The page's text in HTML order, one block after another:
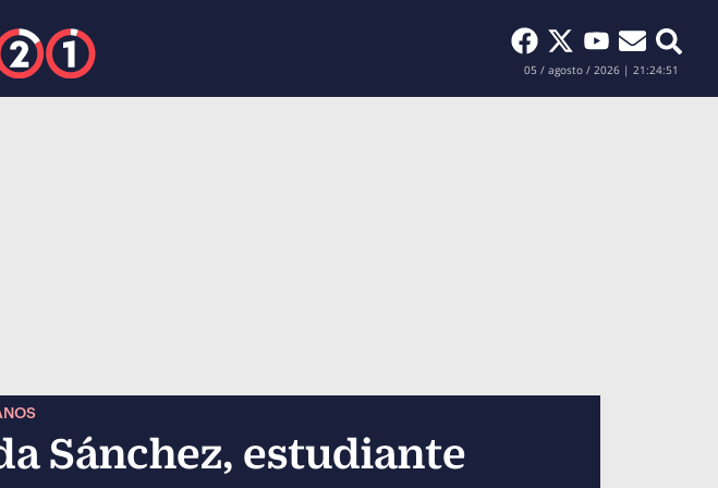
Buscar
05 / agosto / 2026 | 21:24:53
Sánchez, estudiante